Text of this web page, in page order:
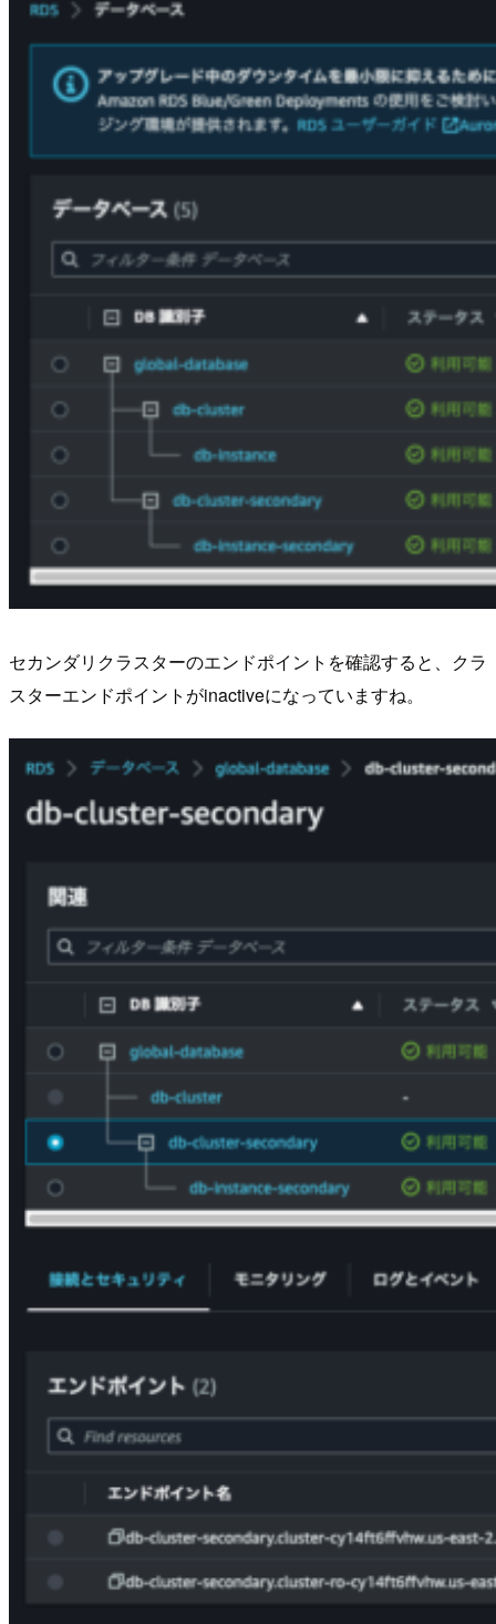
セカンダリクラスターのエンドポイントを確認すると、クラ
スターエンドポイントがinactiveになっていますね。